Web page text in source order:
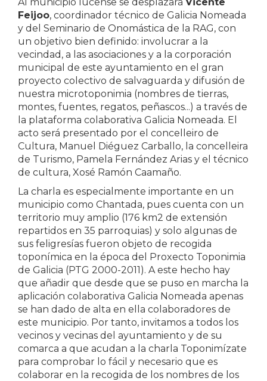
Feijoo, coordinador técnico de Galicia Nomeada
y del Seminario de Onomástica de la RAG, con
un objetivo bien definido: involucrar a la
vecindad, a las asociaciones y a la corporación
municipal de este ayuntamiento en el gran
proyecto colectivo de salvaguarda y difusión de
nuestra microtoponimia (nombres de tierras,
montes, fuentes, regatos, peñascos...) a través de
la plataforma colaborativa Galicia Nomeada. El
acto será presentado por el concelleiro de
Cultura, Manuel Diéguez Carballo, la concelleira
de Turismo, Pamela Fernández Arias y el técnico
de cultura, Xosé Ramón Caamaño.
La charla es especialmente importante en un
municipio como Chantada, pues cuenta con un
territorio muy amplio (176 km2 de extensión
repartidos en 35 parroquias) y solo algunas de
sus feligresías fueron objeto de recogida
toponímica en la época del Proxecto Toponimia
de Galicia (PTG 2000-2011). A este hecho hay
que añadir que desde que se puso en marcha la
aplicación colaborativa Galicia Nomeada apenas
se han dado de alta en ella colaboradores de
este municipio. Por tanto, invitamos a todos los
vecinos y vecinas del ayuntamiento y de su
comarca a que acudan a la charla Toponimízate
para comprobar lo fácil y necesario que es
colaborar en la recogida de los nombres de los